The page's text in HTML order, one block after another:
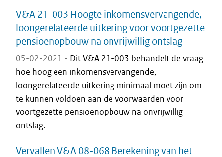
V&A 21-003 Hoogte inkomensvervangende,
loongerelateerde uitkering voor voortgezette
pensioenopbouw na onvrijwillig ontslag
05-02-2021 - Dit V&A 21-003 behandelt de vraag
hoe hoog een inkomensvervangende,
loongerelateerde uitkering minimaal moet zijn om
te kunnen voldoen aan de voorwaarden voor
voortgezette pensioenopbouw na onvrijwillig
ontslag.
Vervallen V&A 08-068 Berekening van het